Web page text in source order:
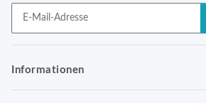
Informationen